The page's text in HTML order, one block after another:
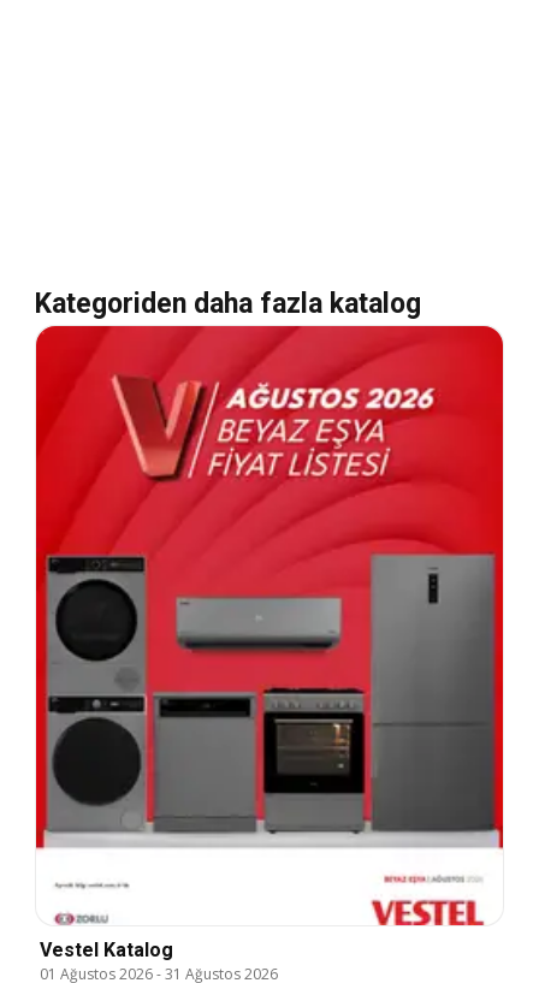
Kategoriden daha fazla katalog
Vestel Katalog
01 Ağustos 2026-31 Ağustos 2026